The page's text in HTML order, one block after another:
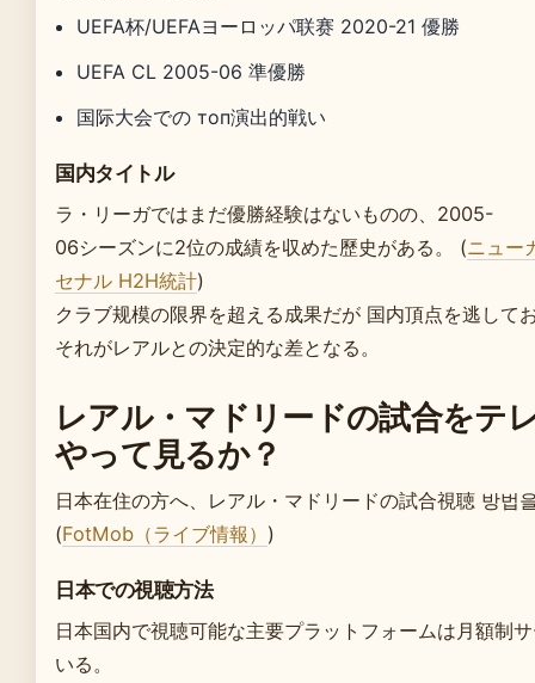
UEFA杯/UEFAヨーロッパ联赛 2020-21 優勝
UEFA CL 2005-06 準優勝
国际大会での топ演出的戦い
国内タイトル
ラ・リーガではまだ優勝経験はないものの、2005-
06シーズンに2位の成績を収めた歷史がある。 (ニュー
セナル H2H統計)
クラブ规模の限界を超える成果だが 国内頂点を逃して
それがレアルとの決定的な差となる。
レアル・マドリードの試合をテ
やって見るか？
日本在住の方へ、レアル・マドリードの試合視聴 방법
(FotMob（ライブ情報） )
日本での視聴方法
日本国内で視聴可能な主要プラットフォームは月額制
いる。